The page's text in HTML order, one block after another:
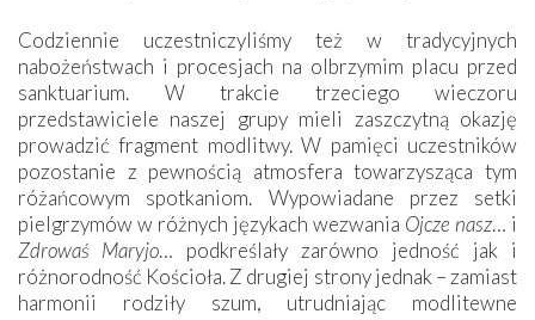
Codziennie uczestniczyliśmy też w tradycyjnych
nabożeństwach i procesjach na olbrzymim placu przed
sanktuarium. W trakcie trzeciego wieczoru
przedstawiciele naszej grupy mieli zaszczytną okazję
prowadzić fragment modlitwy. W pamięci uczestników
pozostanie z pewnością atmosfera towarzysząca tym
różańcowym spotkaniom. Wypowiadane przez setki
pielgrzymów w różnych językach wezwania Ojcze nasz… i
Zdrowaś Maryjo… podkreślały zarówno jedność jak i
różnorodność Kościoła. Z drugiej strony jednak – zamiast
harmonii rodziły szum, utrudniając modlitewne